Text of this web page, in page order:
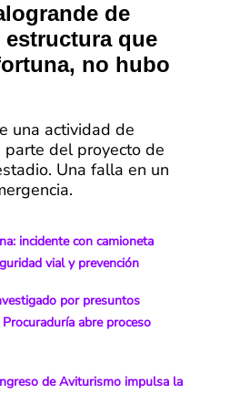
de
estructura que
no hubo
una actividad de
del proyecto de
Una falla en un
incidente con camioneta
vial y prevención
por presuntos
abre proceso
de Aviturismo impulsa la